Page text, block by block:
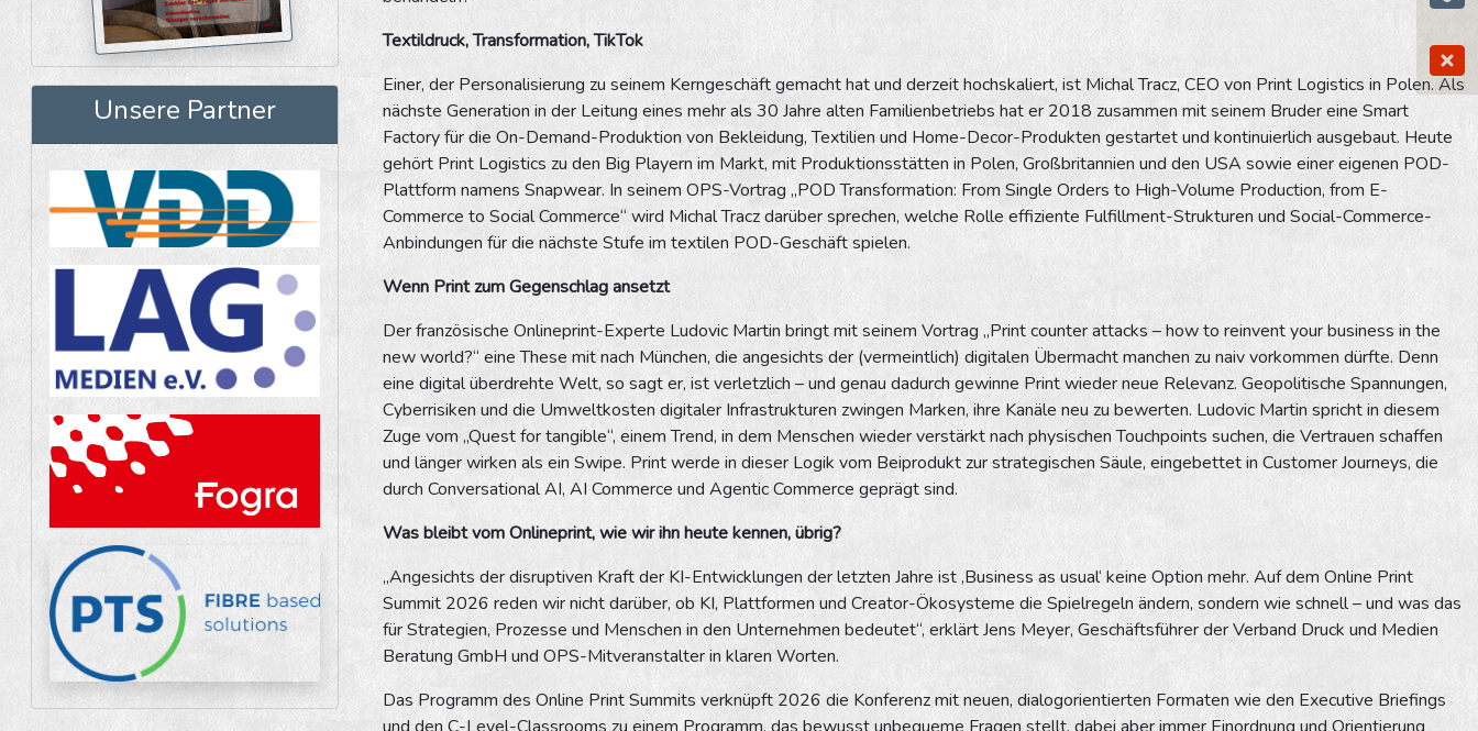
Unsere Partner
Textildruck, Transformation, TikTok
Einer, der Personalisierung zu seinem Kerngeschäft gemacht hat und derzeit hochskaliert, ist Michal Tracz, CEO von Print Logistics in Polen. Als
nächste Generation in der Leitung eines mehr als 30 Jahre alten Familienbetriebs hat er 2018 zusammen mit seinem Bruder eine Smart
Factory für die On-Demand-Produktion von Bekleidung, Textilien und Home-Decor-Produkten gestartet und kontinuierlich ausgebaut. Heute
gehört Print Logistics zu den Big Playern im Markt, mit Produktionsstätten in Polen, Großbritannien und den USA sowie einer eigenen POD-
Plattform namens Snapwear. In seinem OPS-Vortrag „POD Transformation: From Single Orders to High-Volume Production, from E-
Commerce to Social Commerce“ wird Michal Tracz darüber sprechen, welche Rolle effiziente Fulfillment-Strukturen und Social-Commerce-
Anbindungen für die nächste Stufe im textilen POD-Geschäft spielen.
Wenn Print zum Gegenschlag ansetzt
Der französische Onlineprint-Experte Ludovic Martin bringt mit seinem Vortrag „Print counter attacks – how to reinvent your business in the
new world?“ eine These mit nach München, die angesichts der (vermeintlich) digitalen Übermacht manchen zu naiv vorkommen dürfte. Denn
eine digital überdrehte Welt, so sagt er, ist verletzlich – und genau dadurch gewinne Print wieder neue Relevanz. Geopolitische Spannungen,
Cyberrisiken und die Umweltkosten digitaler Infrastrukturen zwingen Marken, ihre Kanäle neu zu bewerten. Ludovic Martin spricht in diesem
Zuge vom „Quest for tangible“, einem Trend, in dem Menschen wieder verstärkt nach physischen Touchpoints suchen, die Vertrauen schaffen
und länger wirken als ein Swipe. Print werde in dieser Logik vom Beiprodukt zur strategischen Säule, eingebettet in Customer Journeys, die
durch Conversational AI, AI Commerce und Agentic Commerce geprägt sind.
Was bleibt vom Onlineprint, wie wir ihn heute kennen, übrig?
„Angesichts der disruptiven Kraft der KI-Entwicklungen der letzten Jahre ist ‚Business as usual‘ keine Option mehr. Auf dem Online Print
Summit 2026 reden wir nicht darüber, ob KI, Plattformen und Creator-Ökosysteme die Spielregeln ändern, sondern wie schnell – und was das
für Strategien, Prozesse und Menschen in den Unternehmen bedeutet“, erklärt Jens Meyer, Geschäftsführer der Verband Druck und Medien
Beratung GmbH und OPS-Mitveranstalter in klaren Worten.
Das Programm des Online Print Summits verknüpft 2026 die Konferenz mit neuen, dialogorientierten Formaten wie den Executive Briefings